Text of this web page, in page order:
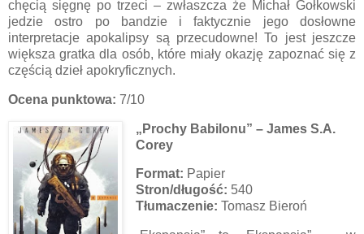
chęcią sięgnę po trzeci – zwłaszcza że Michał Gołkowski
jedzie ostro po bandzie i faktycznie jego dosłowne
interpretacje apokalipsy są przecudowne! To jest jeszcze
większa gratka dla osób, które miały okazję zapoznać się z
częścią dzieł apokryficznych.
Ocena punktowa: 7/10
„Prochy Babilonu” – James S.A.
Corey
Format: Papier
Stron/długość: 540
Tłumaczenie: Tomasz Bieroń